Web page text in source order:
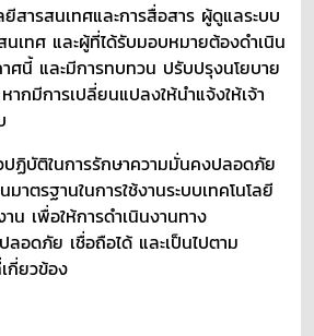
ยีสารสนเทศและการสื่อสาร ผู้ดูแลระบบ
เทศ และผู้ที่ได้รับมอบหมายต้องดำเนิน
าศนี้ และมีการทบทวน ปรับปรุงนโยบาย
กมีการเปลี่ยนแปลงให้นำแจ้งให้เจ้า
ปฏิบัติในการรักษาความมั่นคงปลอดภัย
าตรฐานในการใช้งานระบบเทคโนโลยี
น เพื่อให้การดำเนินงานทาง
อดภัย เชื่อถือได้ และเป็นไปตาม
กี่ยวข้อง